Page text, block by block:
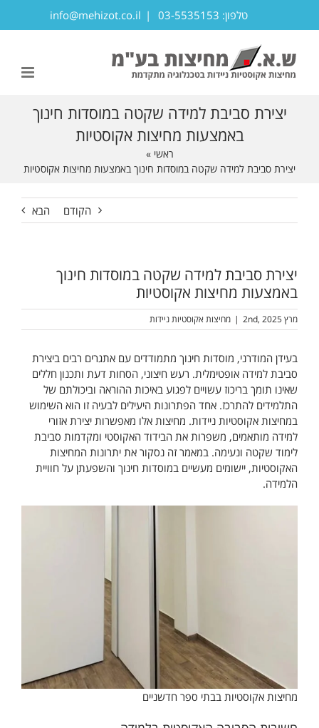
טלפון: 03-5535153 |
info@mehizot.co.il
יצירת סביבת למידה שקטה במוסדות חינוך
באמצעות מחיצות אקוסטיות
ראשי »
יצירת סביבת למידה שקטה במוסדות חינוך באמצעות מחיצות אקוסטיות
הקודם הבא
יצירת סביבת למידה שקטה במוסדות חינוך
באמצעות מחיצות אקוסטיות
מרץ 2nd, 2025 | מחיצות אקוסטיות ניידות
בעידן המודרני, מוסדות חינוך מתמודדים עם אתגרים רבים ביצירת
סביבת למידה אופטימלית. רעש חיצוני, הסחות דעת ותכנון חללים
שאינו תומך בריכוז עשויים לפגוע באיכות ההוראה וביכולתם של
התלמידים להתרכז. אחד הפתרונות היעילים לבעיה זו הוא השימוש
במחיצות אקוסטיות ניידות. מחיצות אלו מאפשרות יצירת אזורי
למידה מותאמים, משפרות את הבידוד האקוסטי ומקדמות סביבת
לימוד שקטה ונעימה. במאמר זה נסקור את יתרונות המחיצות
האקוסטיות, יישומים מעשיים במוסדות חינוך והשפעתן על חוויית
הלמידה.
מחיצות אקוסטיות בבתי ספר חדשניים
פתח סרגל נגישות